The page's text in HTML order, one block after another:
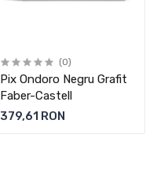
(0)
Pix Ondoro Negru Grafit
Faber-Castell
379,61 RON